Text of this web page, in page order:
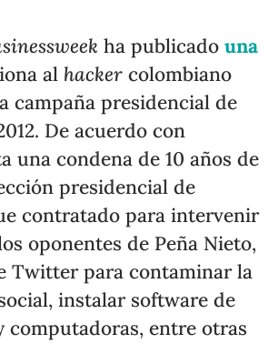
ha publicadouna
al hacker colombiano
campaña presidencial de
De acuerdo con
una condena de 10 años de
presidencial de
contratado para intervenir
oponentes de Peña Nieto,
Twitter para contaminar la
instalar software de
computadoras, entre otras